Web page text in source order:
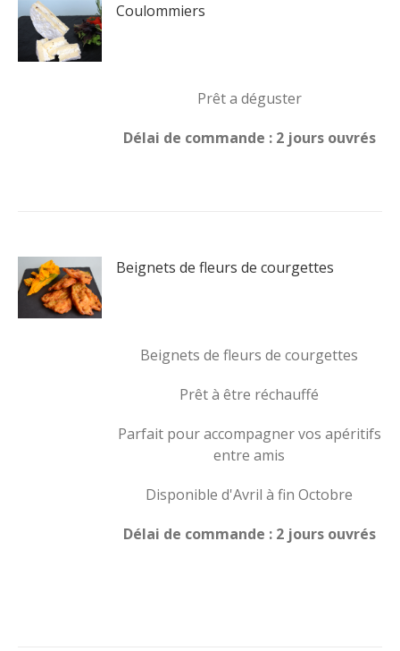
Coulommiers
Prêt a déguster
Délai de commande : 2 jours ouvrés
Beignets de fleurs de courgettes
Beignets de fleurs de courgettes
Prêt à être réchauffé
Parfait pour accompagner vos apéritifs
entre amis
Disponible d'Avril à fin Octobre
Délai de commande : 2 jours ouvrés